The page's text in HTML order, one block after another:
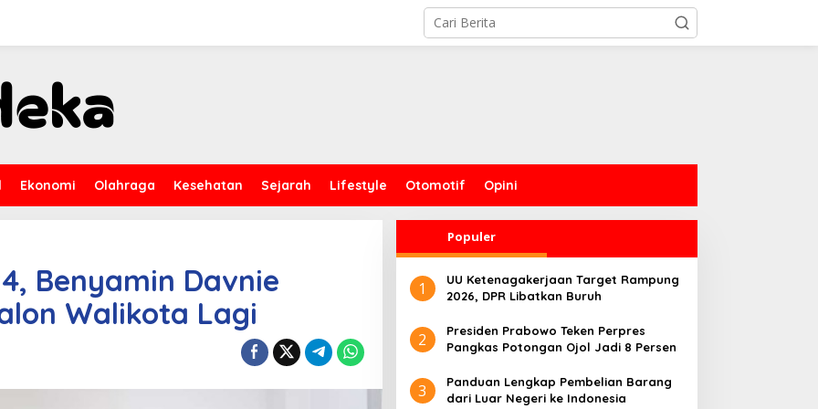
Ekonomi Olahraga Kesehatan Sejarah Lifestyle Otomotif Opini
Benyamin Davnie
Walikota Lagi
Populer
1
UU Ketenagakerjaan Target Rampung
2026, DPR Libatkan Buruh
2
Presiden Prabowo Teken Perpres
Pangkas Potongan Ojol Jadi 8 Persen
3
Panduan Lengkap Pembelian Barang
dari Luar Negeri ke Indonesia